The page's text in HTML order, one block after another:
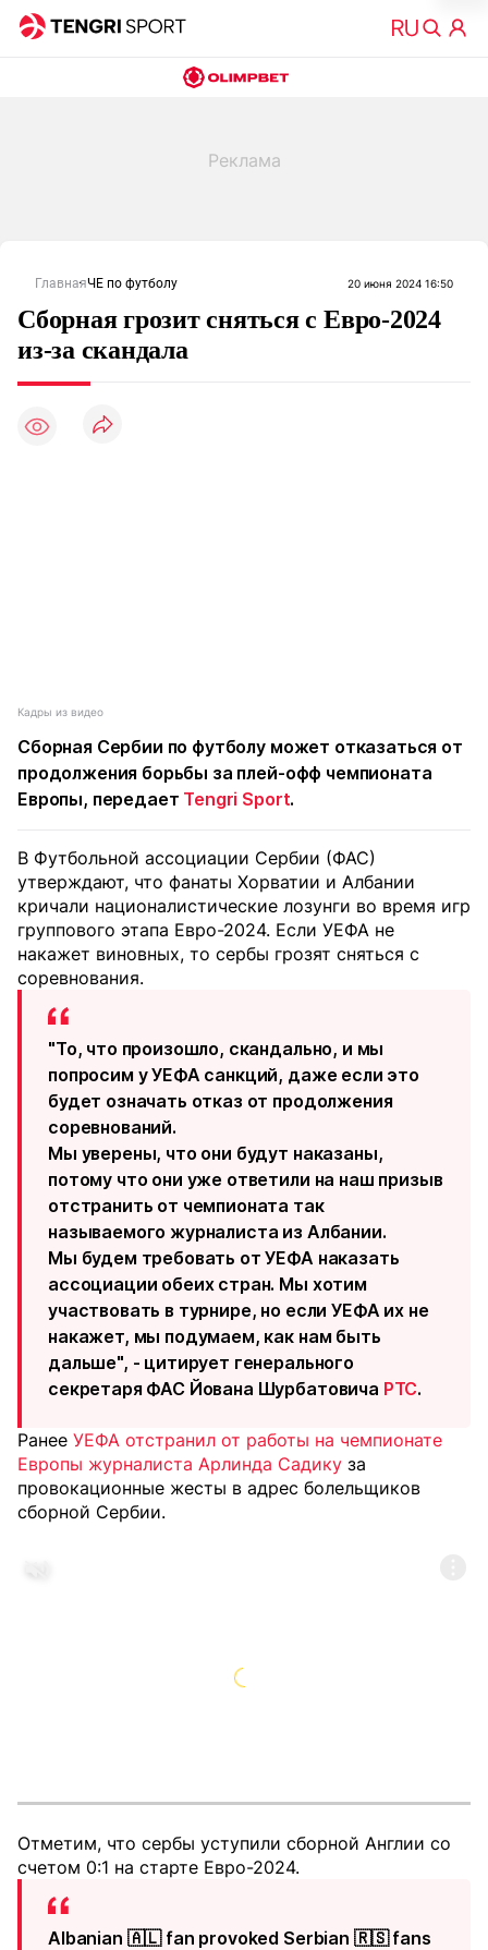
ГлавнаяЧЕ по футболу 20 июня 2024 16:50
Сборная грозит сняться с Евро-2024
из-за скандала
Кадры из видео
Сборная Сербии по футболу может отказаться от
продолжения борьбы за плей-офф чемпионата
Европы, передает Tengri Sport.
В Футбольной ассоциации Сербии (ФАС)
утверждают, что фанаты Хорватии и Албании
кричали националистические лозунги во время игр
группового этапа Евро-2024. Если УЕФА не
накажет виновных, то сербы грозят сняться с
соревнования.
"То, что произошло, скандально, и мы
попросим у УЕФА санкций, даже если это
будет означать отказ от продолжения
соревнований.
Мы уверены, что они будут наказаны,
потому что они уже ответили на наш призыв
отстранить от чемпионата так
называемого журналиста из Албании.
Мы будем требовать от УЕФА наказать
ассоциации обеих стран. Мы хотим
участвовать в турнире, но если УЕФА их не
накажет, мы подумаем, как нам быть
дальше", - цитирует генерального
секретаря ФАС Йована Шурбатовича РТС.
Ранее УЕФА отстранил от работы на чемпионате
Европы журналиста Арлинда Садику за
провокационные жесты в адрес болельщиков
сборной Сербии.
Отметим, что сербы уступили сборной Англии со
счетом 0:1 на старте Евро-2024.
Albanian 🇦🇱 fan provoked Serbian 🇷🇸 fans